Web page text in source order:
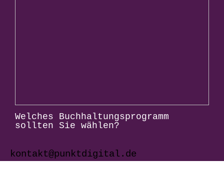
Welches Buchhaltungsprogramm
sollten Sie wählen?
kontakt@punktdigital.de